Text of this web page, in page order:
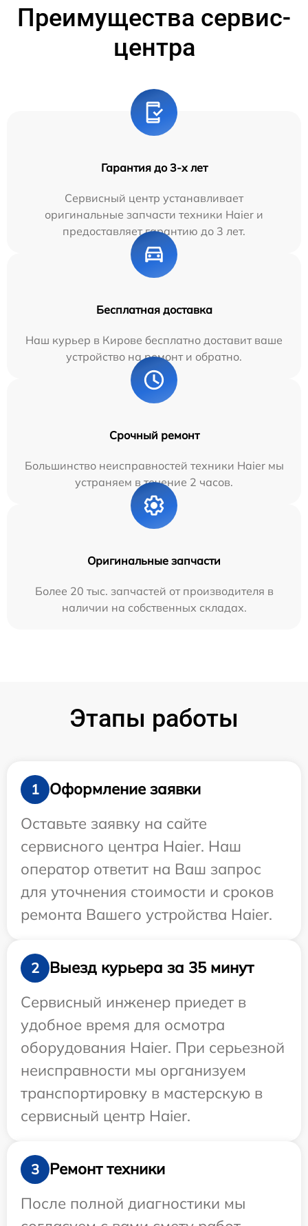
Преимущества сервис-
центра
Гарантия до 3-х лет
Сервисный центр устанавливает
оригинальные запчасти техники Haier и
предоставляет гарантию до 3 лет.
Бесплатная доставка
Наш курьер в Кирове бесплатно доставит ваше
устройство на ремонт и обратно.
Срочный ремонт
Большинство неисправностей техники Haier мы
устраняем в течение 2 часов.
Оригинальные запчасти
Более 20 тыс. запчастей от производителя в
наличии на собственных складах.
Этапы работы
1
Оформление заявки
Оставьте заявку на сайте
сервисного центра Haier. Наш
оператор ответит на Ваш запрос
для уточнения стоимости и сроков
ремонта Вашего устройства Haier.
2
Выезд курьера за 35 минут
Сервисный инженер приедет в
удобное время для осмотра
оборудования Haier. При серьезной
неисправности мы организуем
транспортировку в мастерскую в
сервисный центр Haier.
3
Ремонт техники
После полной диагностики мы